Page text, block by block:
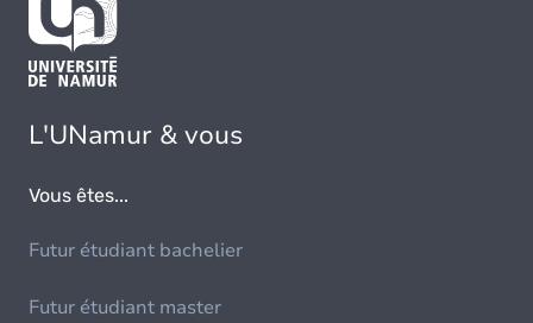
L'UNamur & vous
Vous êtes...
Futur étudiant bachelier
Futur étudiant master